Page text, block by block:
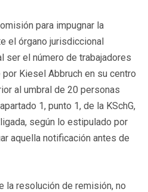
para impugnar la
el órgano jurisdiccional
ser el número de trabajadores
Kiesel Abbruch en su centro
al umbral de 20 personas
1, punto 1, de la KSchG,
según lo estipulado por
aquella notificación antes de
la resolución de remisión, no